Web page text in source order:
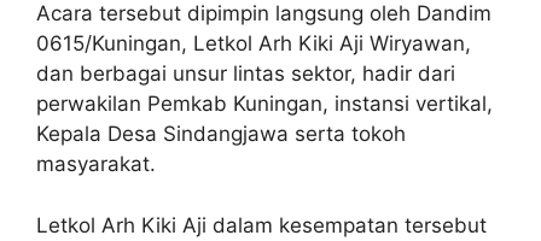
Acara tersebut dipimpin langsung oleh Dandim
0615/Kuningan, Letkol Arh Kiki Aji Wiryawan,
dan berbagai unsur lintas sektor, hadir dari
perwakilan Pemkab Kuningan, instansi vertikal,
Kepala Desa Sindangjawa serta tokoh
masyarakat.
Letkol Arh Kiki Aji dalam kesempatan tersebut